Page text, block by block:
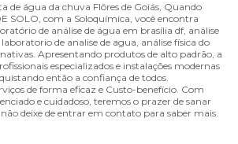
de água da chuva Flôres de Goiás, Quando
SOLO, com a Soloquímica, você encontra
de análise de água em brasília df, análise
de analise de agua, análise física do
Apresentando produtos de alto padrão, a
especializados e instalações modernas
então a confiança de todos.
de forma eficaz e Custo-benefício. Com
e cuidadoso, teremos o prazer de sanar
não deixe de entrar em contato para saber mais.